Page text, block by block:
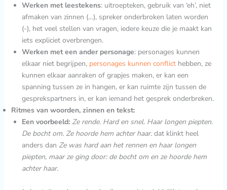
Werken met leestekens: uitroepteken, gebruik van ‘eh’, niet
afmaken van zinnen (…), spreker onderbroken laten worden
(-), het veel stellen van vragen, iedere keuze die je maakt kan
iets expliciet overbrengen.
Werken met een ander personage: personages kunnen
elkaar niet begrijpen, personages kunnen conflicthebben, ze
kunnen elkaar aanraken of grapjes maken, er kan een
spanning tussen ze in hangen, er kan ruimte zijn tussen de
gesprekspartners in, er kan iemand het gesprek onderbreken.
Ritmes van woorden, zinnen en tekst:
Een voorbeeld: Ze rende. Hard en snel. Haar longen piepten.
De bocht om. Ze hoorde hem achter haar.dat klinkt heel
anders dan Ze was hard aan het rennen en haar longen
piepten, maar ze ging door: de bocht om en ze hoorde hem
achter haar.